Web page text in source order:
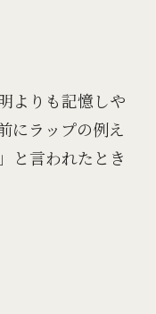
よりも記憶しや
にラップの例え
と言われたとき